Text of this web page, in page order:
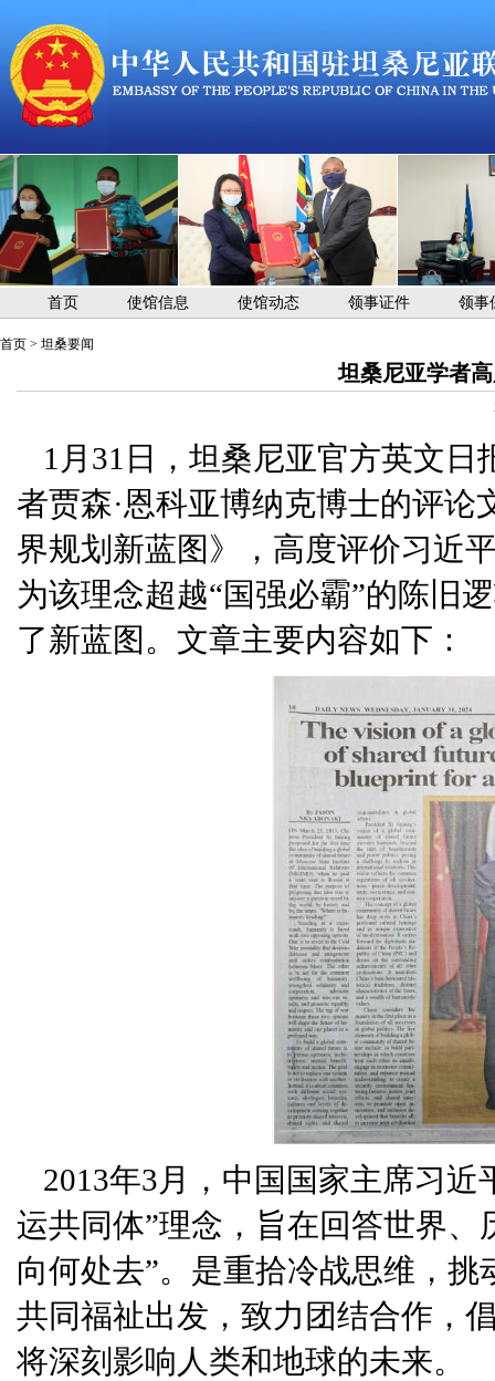
首页 使馆信息 使馆动态 领事证件 领事
首页 > 坦桑要闻
坦桑尼亚学者
1月31日，坦桑尼亚官方英文
者贾森·恩科亚博纳克博士的评
界规划新蓝图》，高度评价习近
为该理念超越“国强必霸”的陈旧
了新蓝图。文章主要内容如下：
2013年3月，中国国家主席习
运共同体”理念，旨在回答世界
向何处去”。是重拾冷战思维，
共同福祉出发，致力团结合作，
将深刻影响人类和地球的未来。